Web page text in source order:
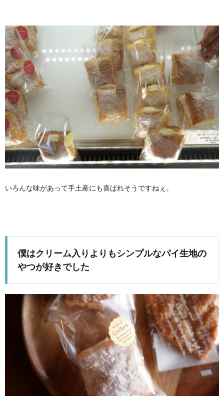
いろんな味があって手土産にも喜ばれそうですねぇ。
僕はクリーム入りよりもシンプルなパイ生地の
やつが好きでした